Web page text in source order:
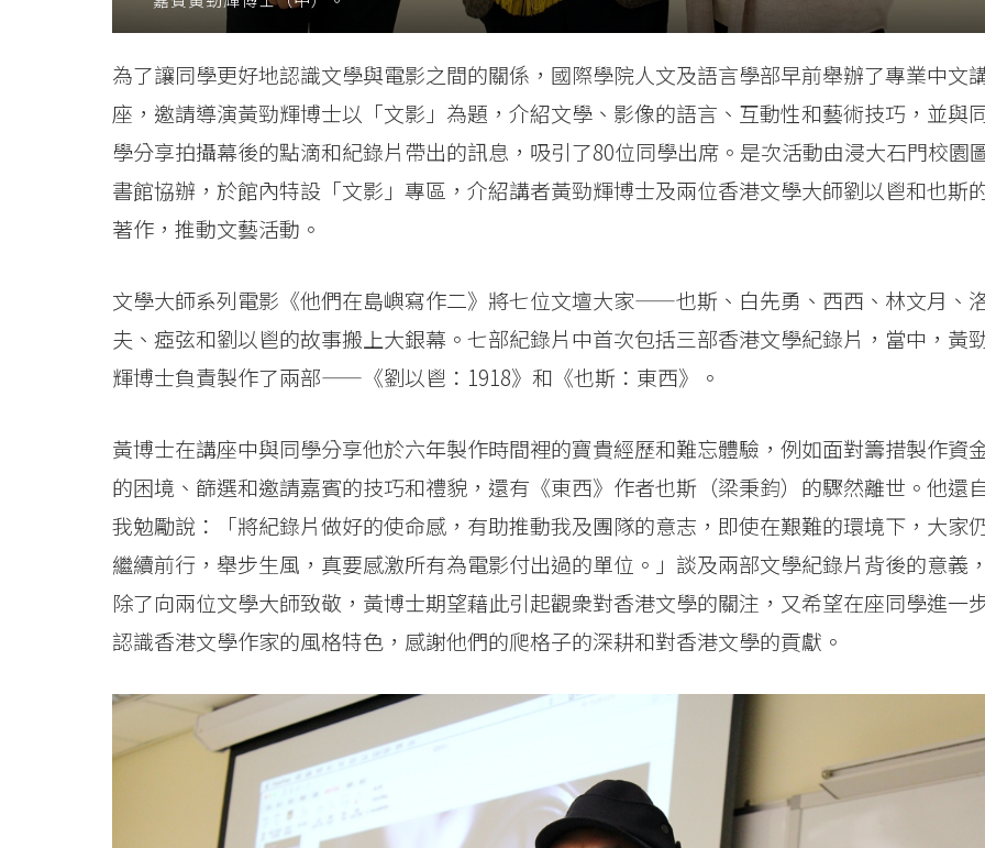
為了讓同學更好地認識文學與電影之間的關係，國際學院人文及語言學部早前舉辦了專業中文
座，邀請導演黃勁輝博士以「文影」為題，介紹文學、影像的語言、互動性和藝術技巧，並與
學分享拍攝幕後的點滴和紀錄片帶出的訊息，吸引了80位同學出席。是次活動由浸大石門校園
書館協辦，於館內特設「文影」專區，介紹講者黃勁輝博士及兩位香港文學大師劉以鬯和也斯
著作，推動文藝活動。
文學大師系列電影《他們在島嶼寫作二》將七位文壇大家——也斯、白先勇、西西、林文月、
夫、瘂弦和劉以鬯的故事搬上大銀幕。七部紀錄片中首次包括三部香港文學紀錄片，當中，黃
輝博士負責製作了兩部——《劉以鬯：1918》和《也斯：東西》。
黃博士在講座中與同學分享他於六年製作時間裡的寶貴經歷和難忘體驗，例如面對籌措製作資
的困境、篩選和邀請嘉賓的技巧和禮貌，還有《東西》作者也斯（梁秉鈞）的驟然離世。他還
我勉勵說：「將紀錄片做好的使命感，有助推動我及團隊的意志，即使在艱難的環境下，大家
繼續前行，舉步生風，真要感激所有為電影付出過的單位。」談及兩部文學紀錄片背後的意義，
除了向兩位文學大師致敬，黃博士期望藉此引起觀衆對香港文學的關注，又希望在座同學進一
認識香港文學作家的風格特色，感謝他們的爬格子的深耕和對香港文學的貢獻。